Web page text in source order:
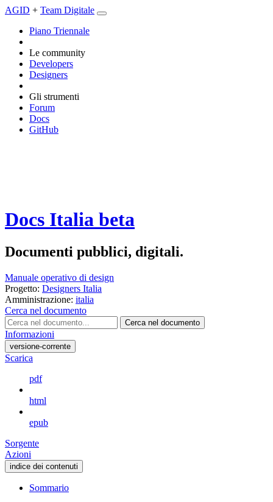
AGID + Team Digitale
Piano Triennale
Le community
Developers
Designers
Gli strumenti
Forum
Docs
GitHub
Docs Italia beta
Documenti pubblici, digitali.
Manuale operativo di design
Progetto: Designers Italia
Amministrazione: italia
Cerca nel documento
Cerca nel documento
Informazioni
versione-corrente
Scarica
pdf
html
epub
Sorgente
Azioni
indice dei contenuti
Sommario